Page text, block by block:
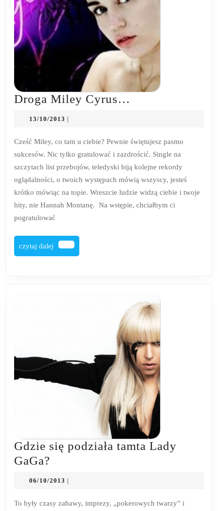
Droga Miley Cyrus…
13/10/2013 13/10/2013
Cześć Miley, co tam u ciebie? Pewnie świętujesz pasmo
sukcesów. Nic tylko gratulować i zazdrościć. Single na
szczytach list przebojów, teledyski biją kolejne rekordy
oglądalności, o twoich występach mówią wszyscy, jesteś
krótko mówiąc na topie. Wreszcie ludzie widzą ciebie i twoje
hity, nie Hannah Montanę. Na wstępie, chciałbym ci
pogratulować
czytaj dalej
czytaj
dalej
Gdzie się podziała tamta Lady
GaGa?
tamta
06/10/2013 06/10/2013
To były czasy zabawy, imprezy, „pokerowych twarzy” i